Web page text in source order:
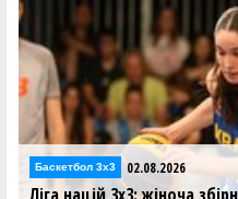
Баскетбол 3х3 02.08.2026